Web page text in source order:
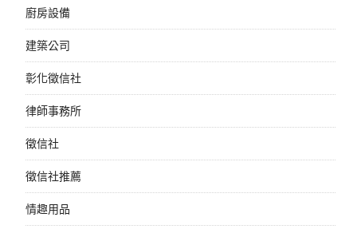
廚房設備
建築公司
彰化徵信社
律師事務所
徵信社
徵信社推薦
情趣用品